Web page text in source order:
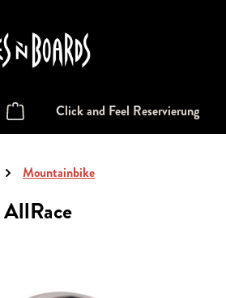
Warenkorb enthält 0 Positionen. Der
Click and Feel Reservierung
Mountainbike